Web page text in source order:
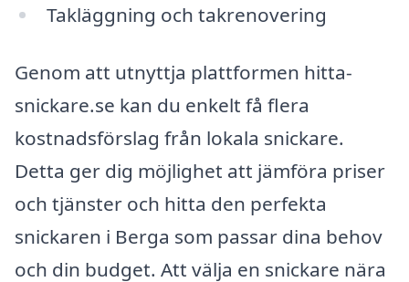
Takläggning och takrenovering
Genom att utnyttja plattformen hitta-
snickare.se kan du enkelt få flera
kostnadsförslag från lokala snickare.
Detta ger dig möjlighet att jämföra priser
och tjänster och hitta den perfekta
snickaren i Berga som passar dina behov
och din budget. Att välja en snickare nära